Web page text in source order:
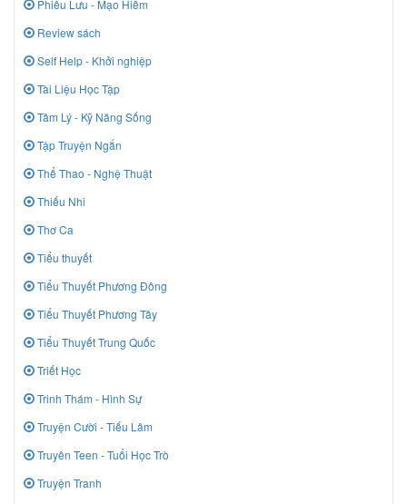
Phiêu Lưu - Mạo Hiểm
Review sách
Self Help - Khởi nghiệp
Tài Liệu Học Tập
Tâm Lý - Kỹ Năng Sống
Tập Truyện Ngắn
Thể Thao - Nghệ Thuật
Thiếu Nhi
Thơ Ca
Tiểu thuyết
Tiểu Thuyết Phương Đông
Tiểu Thuyết Phương Tây
Tiểu Thuyết Trung Quốc
Triết Học
Trinh Thám - Hình Sự
Truyện Cười - Tiếu Lâm
Truyên Teen - Tuổi Học Trò
Truyện Tranh